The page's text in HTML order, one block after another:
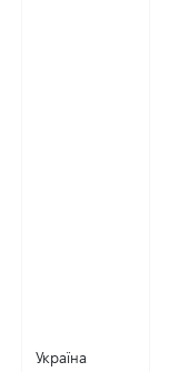
Україна